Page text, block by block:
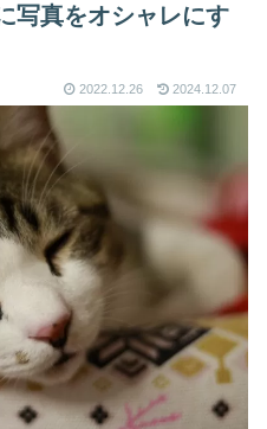
写真をオシャレにす
2022.12.26 2024.12.07